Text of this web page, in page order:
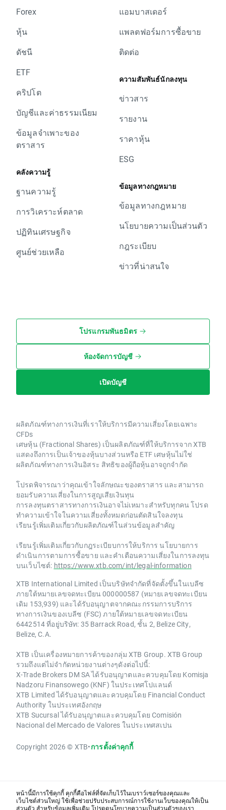
Forex
หุ้น
ดัชนี
ETF
คริปโต
บัญชีและค่าธรรมเนียม
ข้อมูลจำเพาะของ
ตราสาร
คลังความรู้
ฐานความรู้
การวิเคราะห์ตลาด
ปฏิทินเศรษฐกิจ
ศูนย์ช่วยเหลือ
แอมบาสเดอร์
แพลตฟอร์มการซื้อขาย
ติดต่อ
ความสัมพันธ์นักลงทุน
ข่าวสาร
รายงาน
ราคาหุ้น
ESG
ข้อมูลทางกฎหมาย
ข้อมูลทางกฎหมาย
นโยบายความเป็นส่วนตัว
กฎระเบียบ
ข่าวที่น่าสนใจ
โปรแกรมพันธมิตร
ห้องจัดการบัญชี
เปิดบัญชี
ผลิตภัณฑ์ทางการเงินที่เราให้บริการมีความเสี่ยงโดยเฉพาะ
CFDs
เศษหุ้น (Fractional Shares) เป็นผลิตภัณฑ์ที่ให้บริการจาก XTB
แสดงถึงการเป็นเจ้าของหุ้นบางส่วนหรือ ETF เศษหุ้นไม่ใช่
ผลิตภัณฑ์ทางการเงินอิสระ สิทธิของผู้ถือหุ้นอาจถูกจำกัด
โปรดพิจารณาว่าคุณเข้าใจลักษณะของตราสาร และสามารถ
ยอมรับความเสี่ยงในการสูญเสียเงินทุน
การลงทุนตราสารทางการเงินอาจไม่เหมาะสำหรับทุกคน โปรด
ทำความเข้าใจในความเสี่ยงทั้งหมดก่อนตัดสินใจลงทุน
เรียนรู้เพิ่มเติมเกี่ยวกับผลิตภัณฑ์ในส่วนข้อมูลสำคัญ
เรียนรู้เพิ่มเติมเกี่ยวกับกฎระเบียบการให้บริการ นโยบายการ
ดำเนินการตามการซื้อขาย และคำเตือนความเสี่ยงในการลงทุน
บนเว็บไซต์: https://www.xtb.com/int/legal-information
XTB International Limited เป็นบริษัทจำกัดที่จัดตั้งขึ้นในเบลีซ
ภายใต้หมายเลขจดทะเบียน 000000587 (หมายเลขจดทะเบียน
เดิม 153,939) และได้รับอนุญาตจากคณะกรรมการบริการ
ทางการเงินของเบลีซ (FSC) ภายใต้หมายเลขจดทะเบียน
6442514 ที่อยู่บริษัท: 35 Barrack Road, ชั้น 2, Belize City,
Belize, C.A.
XTB เป็นเครื่องหมายการค้าของกลุ่ม XTB Group. XTB Group
รวมถึงแต่ไม่จำกัดหน่วยงานต่างๆดังต่อไปนี้:
X-Trade Brokers DM SA ได้รับอนุญาตและควบคุมโดย Komisja
Nadzoru Finansowego (KNF) ในประเทศโปแลนด์
XTB Limited ได้รับอนุญาตและควบคุมโดย Financial Conduct
Authority ในประเทศอังกฤษ
XTB Sucursal ได้รับอนุญาตและควบคุมโดย Comisión
Nacional del Mercado de Valores ในประเทศสเปน
Copyright 2026 © XTB•การตั้งค่าคุกกี้
หน้านี้มีการใช้คุกกี้ คุกกี้คือไฟล์ที่จัดเก็บไว้ในเบราว์เซอร์ของคุณและ
เว็บไซต์ส่วนใหญ่ ใช้เพื่อช่วยปรับประสบการณ์การใช้งานเว็บของคุณให้เป็น
ส่วนตัว สำหรับข้อมูลเพิ่มเติม โปรดดูนโยบายความเป็นส่วนตัวของเรา